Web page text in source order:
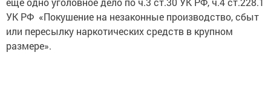
УК РФ «Покушение на незаконные производство, сбыт
или пересылку наркотических средств в крупном
размере».